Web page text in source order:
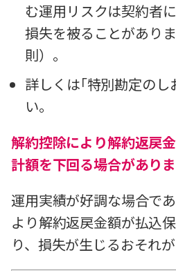
む運用リスクは契約者
損失を被ることがあり
則）。
詳しくは｢特別勘定のし
い。
解約控除により解約返戻
計額を下回る場合があり
運用実績が好調な場合で
より解約返戻金額が払込
り、損失が生じるおそれが